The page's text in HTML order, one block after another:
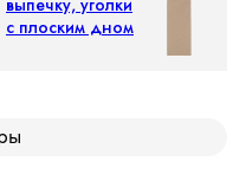
выпечку, уголки
с плоским дном